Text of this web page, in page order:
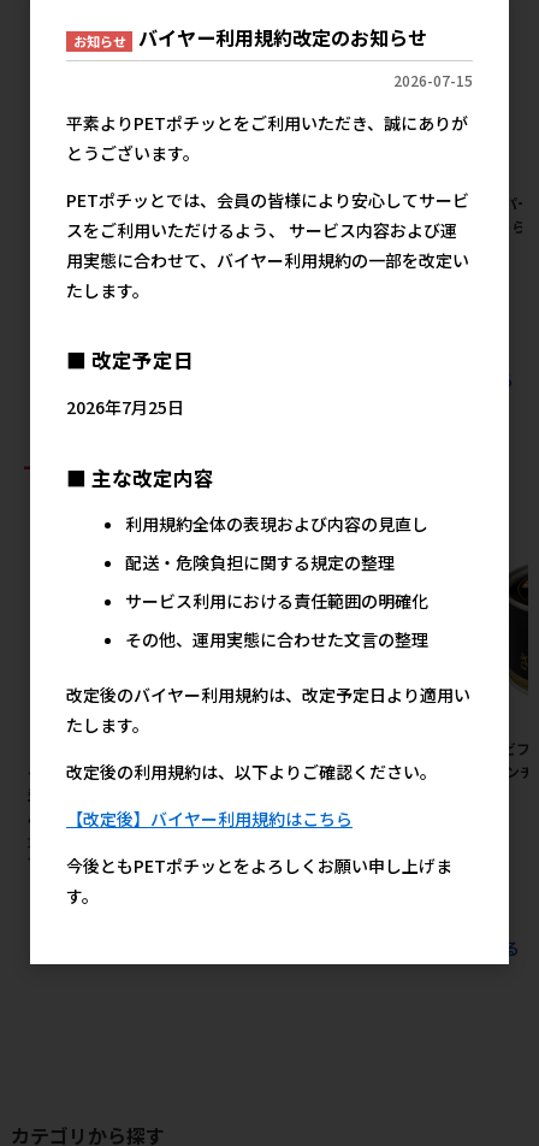
[イトスイ]国産おもちゃえび天
2本セット 【8月特価】
メーカー希望小売価格
[スーパーキャット]ニャンコロ
じゃらし ミケ 【8月特価】
メーカー希望小売価格
[スーパ
ルじゃら
すべての犬猫用品 猫用玩具 猫用玩具の人気商品を見る
おすすめ商品
ペットプロ BIGガム スティック
型 4本 ※メーカー直送（本州の
み） ※発注単位・最低発注数
量(混載10ケース以上)にご注意
下さい【8月特価】
ッド
［デビ
ー ミン
すべてのおすすめ商品を見る
カテゴリから探す
お知らせ バイヤー利用規約改定のお知らせ
2026-07-15
平素よりPETポチッとをご利用いただき、誠にありが
とうございます。
PETポチッとでは、会員の皆様により安心してサービ
スをご利用いただけるよう、 サービス内容および運
用実態に合わせて、バイヤー利用規約の一部を改定い
たします。
■ 改定予定日
2026年7月25日
■ 主な改定内容
利用規約全体の表現および内容の見直し
配送・危険負担に関する規定の整理
サービス利用における責任範囲の明確化
その他、運用実態に合わせた文言の整理
改定後のバイヤー利用規約は、改定予定日より適用い
たします。
改定後の利用規約は、以下よりご確認ください。
【改定後】バイヤー利用規約はこちら
今後ともPETポチッとをよろしくお願い申し上げま
す。